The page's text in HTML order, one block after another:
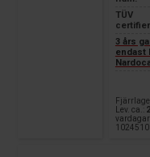
TÜV
3 års
endast
Lev. ca.:
vardagar
1024510